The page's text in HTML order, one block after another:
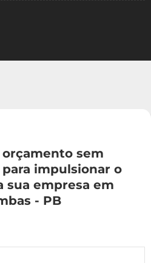
sem
impulsionar o
sua empresa em
- PB